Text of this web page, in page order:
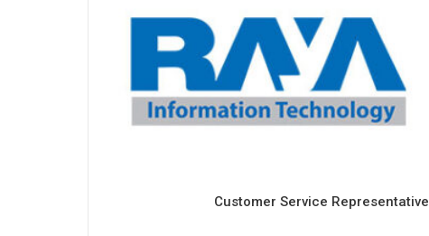
Customer Service Representative